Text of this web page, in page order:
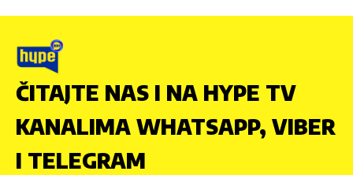
ČITAJTE NAS I NA HYPE TV
KANALIMA WHATSAPP, VIBER
I TELEGRAM